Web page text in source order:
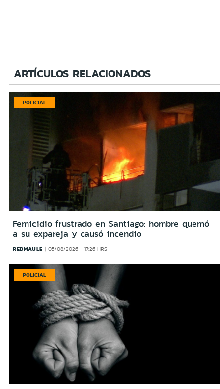
ARTÍCULOS RELACIONADOS
POLICIAL
Femicidio frustrado en Santiago: hombre quemó
a su expareja y causó incendio
REDMAULE 05/08/2026 - 17:26 HRS
POLICIAL